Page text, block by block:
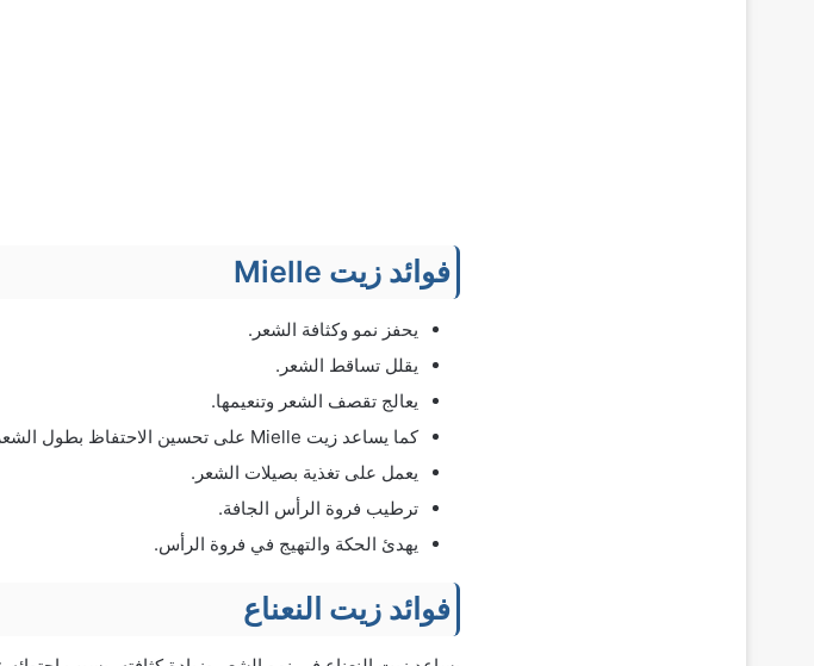
فوائد زيت Mielle
يحفز نمو وكثافة الشعر.
يقلل تساقط الشعر.
يعالج تقصف الشعر وتنعيمها.
كما يساعد زيت Mielle على تحسين الاحتفاظ بطول الشعر.
يعمل على تغذية بصيلات الشعر.
ترطيب فروة الرأس الجافة.
يهدئ الحكة والتهيج في فروة الرأس.
فوائد زيت النعناع